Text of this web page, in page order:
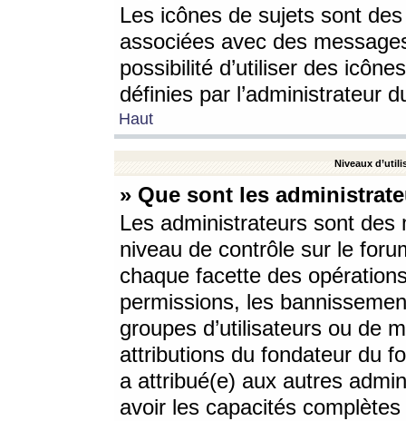
Les icônes de sujets sont
associées avec des
possibilité d’utiliser des
définies par l’administrateur
Haut
Niveaux
» Que sont les
Les administrateurs sont
niveau de contrôle sur le
chaque facette des
permissions, les
groupes d’utilisateurs ou de
attributions du fondateur du
a attribué(e) aux autres
avoir les capacités